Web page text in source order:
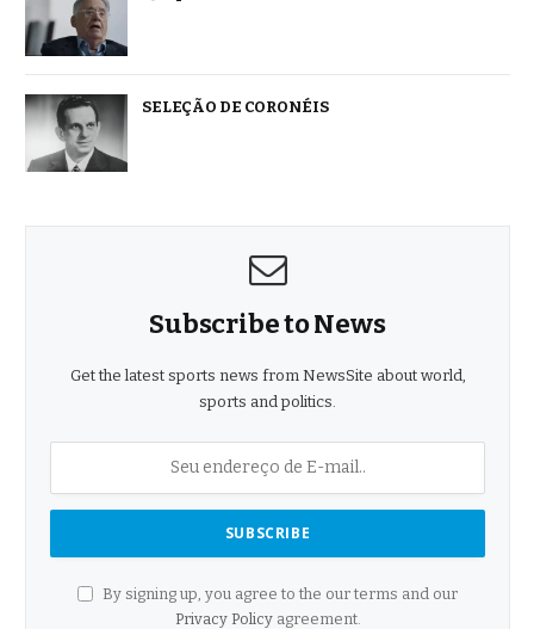
SELEÇÃO DE CORONÉIS
Subscribe to News
Get the latest sports news from NewsSite about world,
sports and politics.
By signing up, you agree to the our terms and our
Privacy Policyagreement.